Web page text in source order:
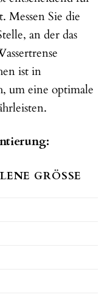
Sie die
an der das
ist in
um eine optimale
GRÖSSE (